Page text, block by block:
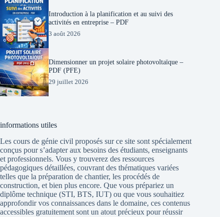
Introduction à la planification et au suivi des
activités en entreprise – PDF
3 août 2026
Dimensionner un projet solaire photovoltaïque –
PDF (PFE)
29 juillet 2026
informations utiles
Les cours de génie civil proposés sur ce site sont spécialement
conçus pour s’adapter aux besoins des étudiants, enseignants
et professionnels. Vous y trouverez des ressources
pédagogiques détaillées, couvrant des thématiques variées
telles que la préparation de chantier, les procédés de
construction, et bien plus encore. Que vous prépariez un
diplôme technique (STI, BTS, IUT) ou que vous souhaitiez
approfondir vos connaissances dans le domaine, ces contenus
accessibles gratuitement sont un atout précieux pour réussir